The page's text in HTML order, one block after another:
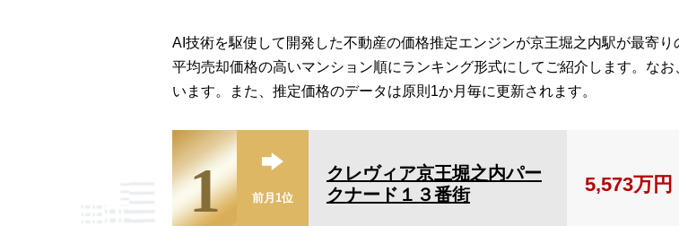
AI技術を駆使して開発した不動産の価格推定エンジンが京王堀之内駅が最寄
平均売却価格の高いマンション順にランキング形式にしてご紹介します。な
います。また、推定価格のデータは原則1か月毎に更新されます。
1 前月1位
クレヴィア京王堀之内パー
クナード１３番街
5,573万円